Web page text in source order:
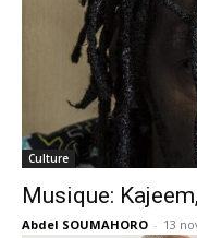
Culture
Musique:
Abdel SOUMAHORO - 13